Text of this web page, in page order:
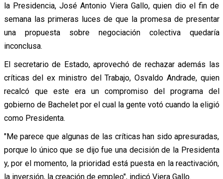
la Presidencia, José Antonio Viera Gallo, quien dio el fin de
semana las primeras luces de que la promesa de presentar
una propuesta sobre negociación colectiva quedaría
inconclusa.
El secretario de Estado, aprovechó de rechazar además las
críticas del ex ministro del Trabajo, Osvaldo Andrade, quien
recalcó que este era un compromiso del programa del
gobierno de Bachelet por el cual la gente votó cuando la eligió
como Presidenta.
"Me parece que algunas de las críticas han sido apresuradas,
porque lo único que se dijo fue una decisión de la Presidenta
y, por el momento, la prioridad está puesta en la reactivación,
la inversión, la creación de empleo", indicó Viera Gallo.